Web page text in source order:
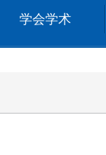
学会学术